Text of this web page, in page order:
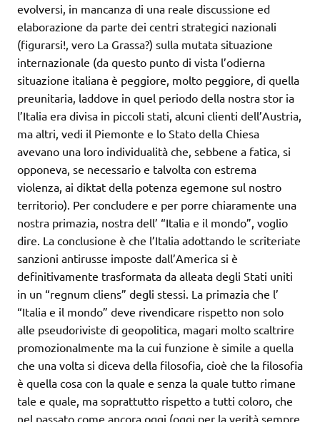
evolversi, in mancanza di una reale discussione ed
elaborazione da parte dei centri strategici nazionali
(figurarsi!, vero La Grassa?) sulla mutata situazione
internazionale (da questo punto di vista l’odierna
situazione italiana è peggiore, molto peggiore, di quella
preunitaria, laddove in quel periodo della nostra stor ia
l’Italia era divisa in piccoli stati, alcuni clienti dell’Austria,
ma altri, vedi il Piemonte e lo Stato della Chiesa
avevano una loro individualità che, sebbene a fatica, si
opponeva, se necessario e talvolta con estrema
violenza, ai diktat della potenza egemone sul nostro
territorio). Per concludere e per porre chiaramente una
nostra primazia, nostra dell’ “Italia e il mondo”, voglio
dire. La conclusione è che l’Italia adottando le scriteriate
sanzioni antirusse imposte dall’America si è
definitivamente trasformata da alleata degli Stati uniti
in un “regnum cliens” degli stessi. La primazia che l’
“Italia e il mondo” deve rivendicare rispetto non solo
alle pseudoriviste di geopolitica, magari molto scaltrire
promozionalmente ma la cui funzione è simile a quella
che una volta si diceva della filosofia, cioè che la filosofia
è quella cosa con la quale e senza la quale tutto rimane
tale e quale, ma soprattutto rispetto a tutti coloro, che
nel passato come ancora oggi (oggi per la verità sempre